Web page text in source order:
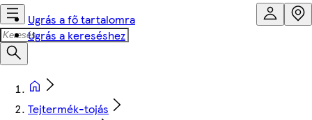
Ugrás a fő tartalomra
Ugrás a kereséshez
Tejtermék-tojás